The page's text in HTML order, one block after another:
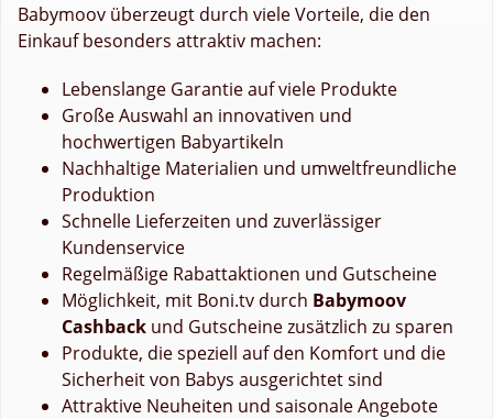
Babymoov überzeugt durch viele Vorteile, die den
Einkauf besonders attraktiv machen:
Lebenslange Garantie auf viele Produkte
Große Auswahl an innovativen und
hochwertigen Babyartikeln
Nachhaltige Materialien und umweltfreundliche
Produktion
Schnelle Lieferzeiten und zuverlässiger
Kundenservice
Regelmäßige Rabattaktionen und Gutscheine
Möglichkeit, mit Boni.tv durch Babymoov
Cashback und Gutscheine zusätzlich zu sparen
Produkte, die speziell auf den Komfort und die
Sicherheit von Babys ausgerichtet sind
Attraktive Neuheiten und saisonale Angebote